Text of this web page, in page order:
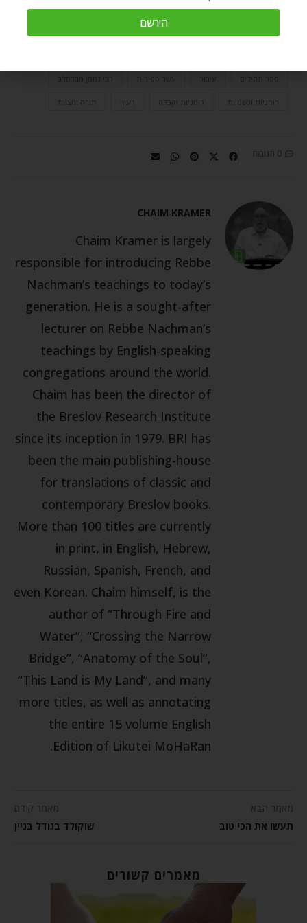
רוחניות וגשמיות רוחניות וקבלה תורה ומצוות
0 תגובות
CHAIM KRAMER
Chaim Kramer is largely
responsible for introducing Rebbe
Nachman’s teachings to today’s
generation. He is a sought-after
lecturer on Rebbe Nachman’s
teachings by English-speaking
congregations around the world.
Chaim has been the director of
the Breslov Research Institute
since its inception in 1979. BRI has
been the main publishing-house
for translations of classic and
contemporary Breslov books.
More than 100 titles are currently
in print, in English, Hebrew,
Russian, Spanish, French, and
even Korean. Chaim himself, is the
author of “Through Fire and
Water”, “Crossing the Narrow
Bridge”, “Anatomy of the Soul”,
“This Land is My Land”, and many
more titles, as well as annotating
the entire 15 volume English
Edition of Likutei MoHaRan.
מאמר הבא
תעשו את הכי טוב
מאמר קודם
שוקולד בגודל בניין
מאמרים קשורים
הירשם